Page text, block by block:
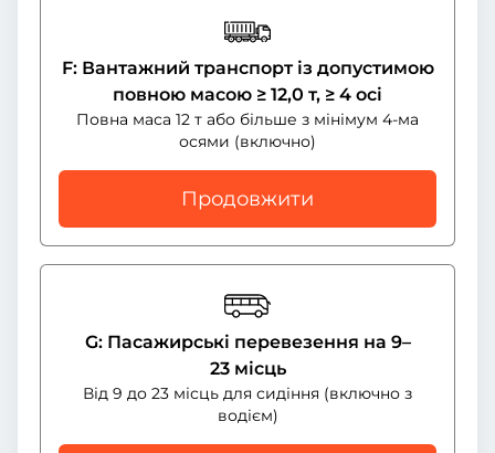
F: Вантажний транспорт із допустимою
повною масою ≥ 12,0 т, ≥ 4 осі
Повна маса 12 т або більше з мінімум 4-ма
осями (включно)
Продовжити
G: Пасажирські перевезення на 9–
23 місць
Від 9 до 23 місць для сидіння (включно з
водієм)